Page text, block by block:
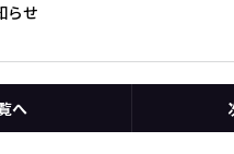
らせ
へ